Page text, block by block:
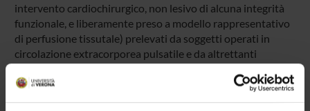
intervento cardiochirurgico, non lesivo di alcuna integrità
funzionale, e liberamente preso a modello rappresentativo
di perfusione tissutale) prelevati da soggetti operati in
circolazione extracorporea pulsatile e da altrettanti
pazienti operati in circolazione extracorporea non pulsatile,
verranno sottoposti a valutazione comparativa delle
caratteristiche istologiche, morfometriche,